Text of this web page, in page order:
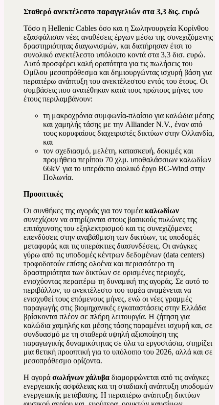
Σταθερό ανεκτέλεστο παραγγελιών στα 3,3 δις. ευρώ
Τόσο η Hellenic Cables όσο και η Σωληνουργεία Κορίνθου
εξασφάλισαν νέες αναθέσεις έργων μέσω της συνεχιζόμενης
δραστηριότητας διαγωνισμών, και διατήρησαν έτσι το
συνολικό ανεκτέλεστο υπόλοιπο κοντά στα 3,3 δισ. ευρώ.
Αυτό προσφέρει καλή ορατότητα για τις πωλήσεις του
Ομίλου μεσοπρόθεσμα και δημιουργώντας ισχυρή βάση για
περαιτέρω ανάπτυξη του ανεκτέλεστου εντός του έτους. Οι
συμβάσεις που ανατέθηκαν κατά τους πρώτους μήνες του
έτους περιλαμβάνουν:
τη μακροχρόνια συμφωνία-πλαίσιο για καλώδια μέσης
και χαμηλής τάσης με την Alliander N.V., έναν από
τους κορυφαίους διαχειριστές δικτύων στην Ολλανδία,
και
τον σχεδιασμό, μελέτη, κατασκευή, δοκιμές και
προμήθεια περίπου 70 χλμ. υποθαλάσσιων καλωδίων
66kV για το υπεράκτιο αιολικό έργο BC-Wind στην
Πολωνία.
Προοπτικές
Οι συνθήκες της αγοράς για τον τομέα καλωδίων
συνεχίζουν να στηρίζονται στους βασικούς πυλώνες της
επιτάχυνσης του εξηλεκτρισμού και τις συνεχιζόμενες
επενδύσεις στην αναβάθμιση των δικτύων, τις υποδομές
μεταφοράς και τις υπεράκτιες διασυνδέσεις. Οι ανάγκες
γύρω από τις υποδομές κέντρων δεδομένων (data centers)
τροφοδοτούν επίσης ολοένα και περισσότερο τη
δραστηριότητα των δικτύων σε ορισμένες περιοχές,
ενισχύοντας περαιτέρω τη δυναμική της αγοράς. Σε αυτό το
περιβάλλον, το ανεκτέλεστο του τομέα αναμένεται να
ενισχυθεί τους επόμενους μήνες, ενώ οι νέες γραμμές
παραγωγής στις βιομηχανικές εγκαταστάσεις στην Ελλάδα
βρίσκονται πλέον σε πλήρη λειτουργία. Η ζήτηση για
καλώδια χαμηλής και μέσης τάσης παραμένει ισχυρή και, σε
συνδυασμό με τη σταθερά υψηλή αξιοποίηση της
παραγωγικής δυναμικότητας σε όλα τα εργοστάσια, στηρίζει
μια θετική προοπτική για το υπόλοιπο του 2026, αλλά και σε
μεσοπρόθεσμο ορίζοντα.
Η αγορά σωλήνων χάλυβα διαμορφώνεται από τις ανάγκες
ενεργειακής ασφάλειας και τη σταδιακή ανάπτυξη υποδομών
ενεργειακής μετάβασης. Η περαιτέρω ανάπτυξη δικτύων